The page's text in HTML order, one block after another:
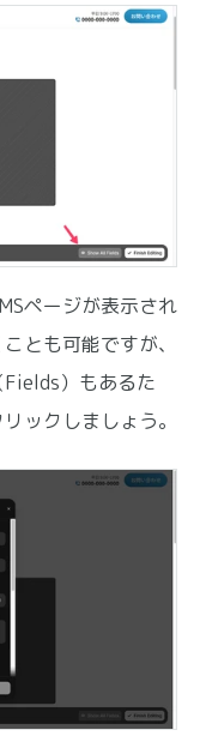
ページが表示され
とも可能ですが、
）もあるた
ックしましょう。